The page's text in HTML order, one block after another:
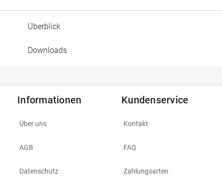
Überblick
Downloads
Informationen
Über uns
AGB
Datenschutz
Kundenservice
Kontakt
FAQ
Zahlungsarten